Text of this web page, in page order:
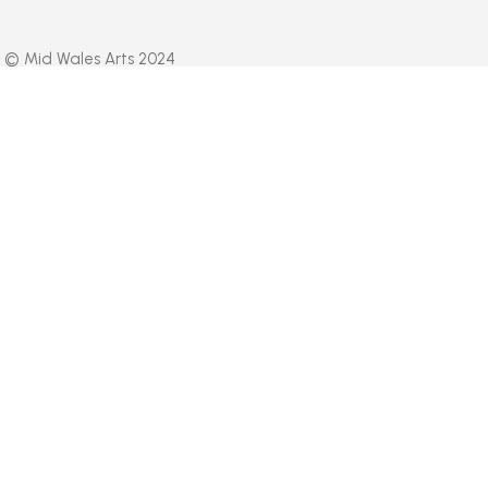
© Mid Wales Arts 2024